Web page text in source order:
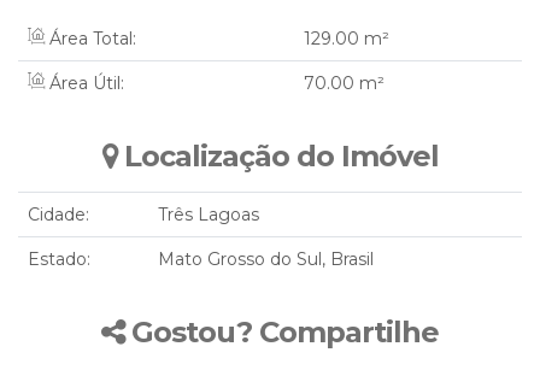
Área Total: 129.00 m²
Área Útil: 70.00 m²
Localização do Imóvel
Cidade: Três Lagoas
Estado: Mato Grosso do Sul, Brasil
Gostou? Compartilhe